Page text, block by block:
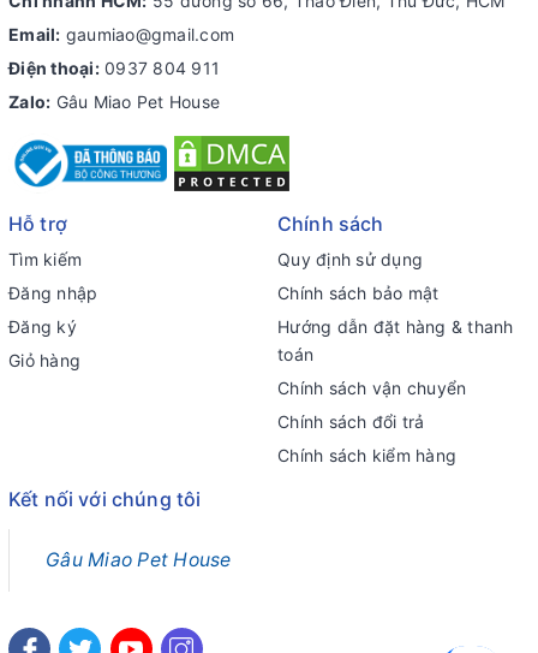
Email: gaumiao@gmail.com
Điện thoại: 0937 804 911
Zalo: Gâu Miao Pet House
Hỗ trợ
Tìm kiếm
Đăng nhập
Đăng ký
Giỏ hàng
Chính sách
Quy định sử dụng
Chính sách bảo mật
Hướng dẫn đặt hàng & thanh
toán
Chính sách vận chuyển
Chính sách đổi trả
Chính sách kiểm hàng
Kết nối với chúng tôi
Gâu Miao Pet House